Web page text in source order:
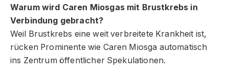
Warum wird Caren Miosgas mit Brustkrebs in
Verbindung gebracht?
Weil Brustkrebs eine weit verbreitete Krankheit ist,
rücken Prominente wie Caren Miosga automatisch
ins Zentrum öffentlicher Spekulationen.